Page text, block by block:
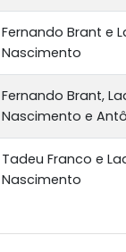
Fernando Brant e
Nascimento
Fernando Brant,
Nascimento e
Tadeu Franco e
Nascimento